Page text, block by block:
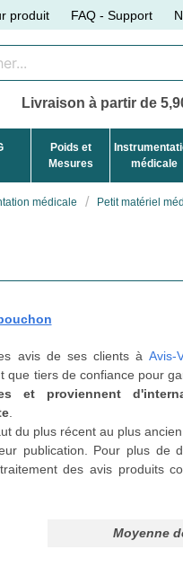
produit FAQ - Support
Livraison à partir de
Poids et
Mesures
médicale
médicale Petit matériel
avis de ses clients à Avis-
que tiers de confiance pour
et proviennent
.
du plus récent au plus ancien.
publication. Pour plus de
des avis produits
Moyenne